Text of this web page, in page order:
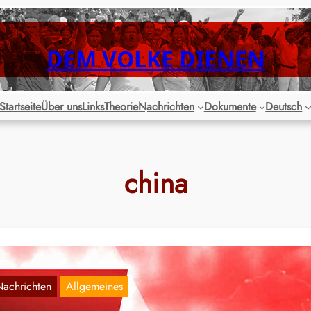
DEM VOLKE DIENEN
StartseiteÜber unsLinksTheorieNachrichten Dokumente Deutsch
china
Allgemeines